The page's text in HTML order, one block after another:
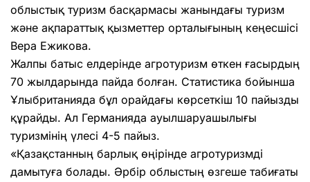
облыстық туризм басқармасы жанындағы туризм
және ақпараттық қызметтер орталығының кеңесшісі
Вера Ежикова.
Жалпы батыс елдерінде агротуризм өткен ғасырдың
70 жылдарында пайда болған. Статистика бойынша
Ұлыбританияда бұл орайдағы көрсеткіш 10 пайызды
құрайды. Ал Германияда ауылшаруашылығы
туризмінің үлесі 4-5 пайыз.
«Қазақстанның барлық өңірінде агротуризмді
дамытуға болады. Әрбір облыстың өзгеше табиғаты